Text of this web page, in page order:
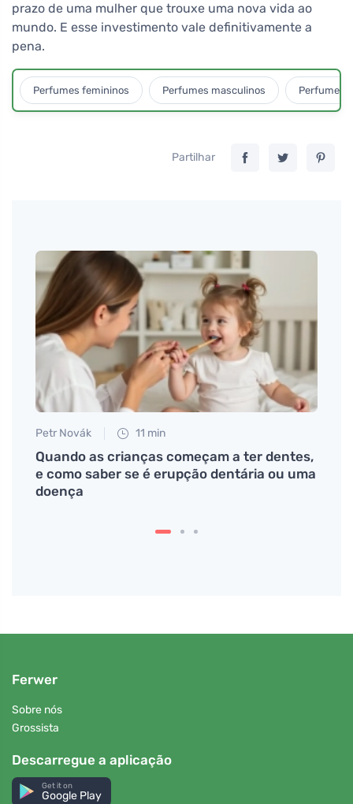
prazo de uma mulher que trouxe uma nova vida ao
mundo. E esse investimento vale definitivamente a
pena.
Perfumes femininos Perfumes masculinos Perfumes
Partilhar
Petr Novák 11 min
Quando as crianças começam a ter dentes,
e como saber se é erupção dentária ou uma
doença
Ferwer
Sobre nós
Grossista
Descarregue a aplicação
Get it on
Google Play